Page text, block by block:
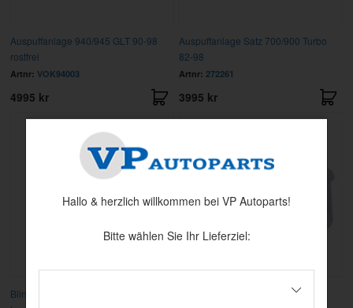
Auspuffanlage 940/945 GLT 90-98
rostfrei
Artnr: VOK94003
4995 kr
Auspuffanlage Satz 700/900 Turbo
82-98
Artnr: 272261
3995 kr
Blinker Hebel 760 88-90/960 1991mit
Bremsflüssigkeitsbehälter 240/260
Hallo & herzlich willkommen bei VP Autoparts!
Bitte wählen Sie Ihr Lieferziel: